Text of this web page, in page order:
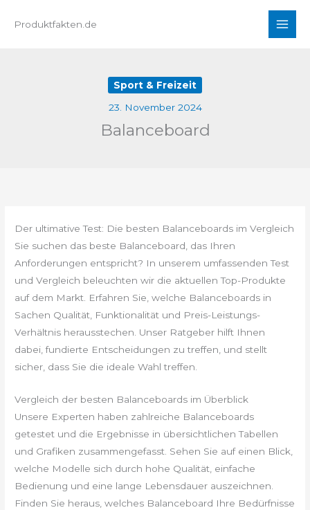
InhaltProduktfakten.de
Sport & Freizeit
23. November 2024
Balanceboard
Der ultimative Test: Die besten Balanceboards im Vergleich
Sie suchen das beste Balanceboard, das Ihren
Anforderungen entspricht? In unserem umfassenden Test
und Vergleich beleuchten wir die aktuellen Top-Produkte
auf dem Markt. Erfahren Sie, welche Balanceboards in
Sachen Qualität, Funktionalität und Preis-Leistungs-
Verhältnis herausstechen. Unser Ratgeber hilft Ihnen
dabei, fundierte Entscheidungen zu treffen, und stellt
sicher, dass Sie die ideale Wahl treffen.
Vergleich der besten Balanceboards im Überblick
Unsere Experten haben zahlreiche Balanceboards
getestet und die Ergebnisse in übersichtlichen Tabellen
und Grafiken zusammengefasst. Sehen Sie auf einen Blick,
welche Modelle sich durch hohe Qualität, einfache
Bedienung und eine lange Lebensdauer auszeichnen.
Finden Sie heraus, welches Balanceboard Ihre Bedürfnisse